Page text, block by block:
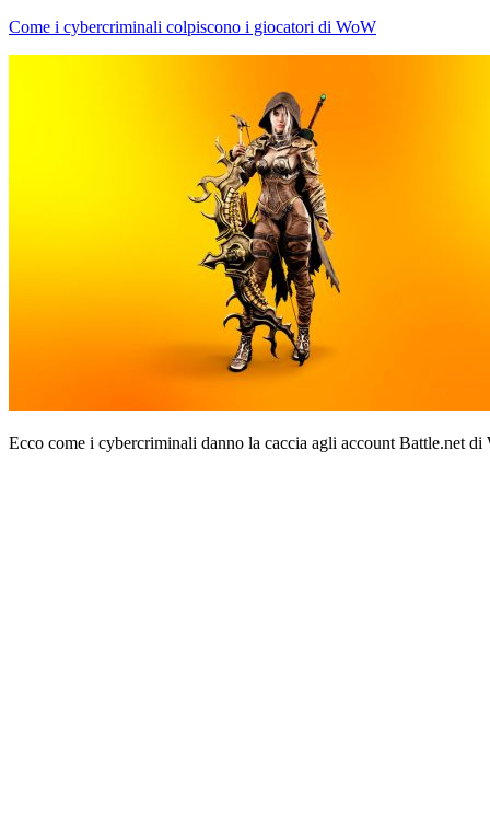
Come i cybercriminali colpiscono i giocatori di WoW
Ecco come i cybercriminali danno la caccia agli account Battle.net